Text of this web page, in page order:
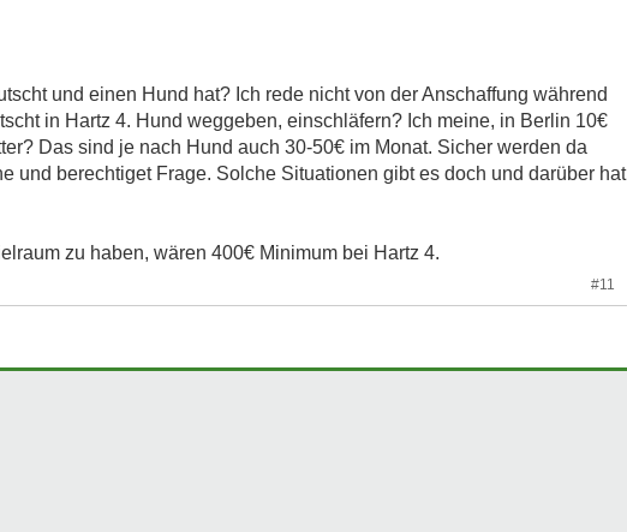
und einen Hund hat? Ich rede nicht von der Anschaffung während
in Hartz 4. Hund weggeben, einschläfern? Ich meine, in Berlin 10€
Das sind je nach Hund auch 30-50€ im Monat. Sicher werden da
und berechtiget Frage. Solche Situationen gibt es doch und darüber hat
zu haben, wären 400€ Minimum bei Hartz 4.
#11